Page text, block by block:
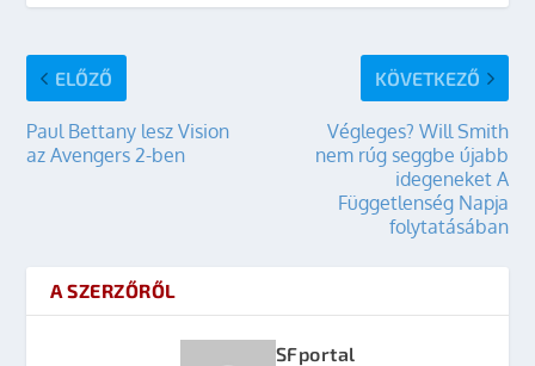
ELŐZŐ
Paul Bettany lesz Vision
az Avengers 2-ben
KÖVETKEZŐ
Végleges? Will Smith
nem rúg seggbe újabb
idegeneket A
Függetlenség Napja
folytatásában
A SZERZŐRŐL
SFportal